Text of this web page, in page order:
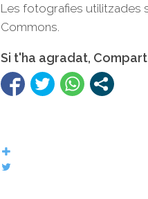
Les fotografies utilitzades
Commons.
Si t'ha agradat,